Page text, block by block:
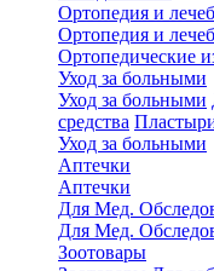
Ортопедия и
Ортопедия и
Ортопедические
Уход за больными
Уход за больными
средства
Уход за больными
Аптечки
Аптечки
Для Мед.
Для Мед.
Зоотовары